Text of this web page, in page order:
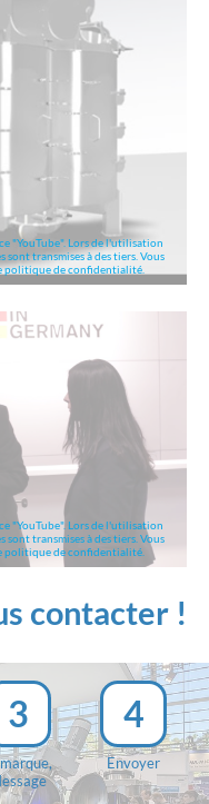
"YouTube". Lors de l'utilisation
sont transmises à des tiers. Vous
politique de confidentialité.
"YouTube". Lors de l'utilisation
sont transmises à des tiers. Vous
politique de confidentialité.
contacter !
3 4
Envoyer